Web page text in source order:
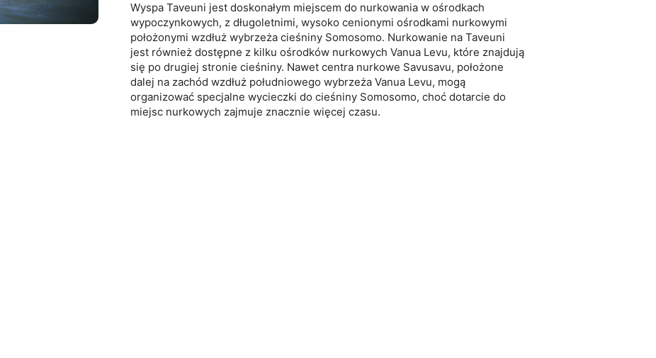
Wyspa Taveuni jest doskonałym miejscem do nurkowania w ośrodkach
wypoczynkowych, z długoletnimi, wysoko cenionymi ośrodkami nurkowymi
położonymi wzdłuż wybrzeża cieśniny Somosomo. Nurkowanie na Taveuni
jest również dostępne z kilku ośrodków nurkowych Vanua Levu, które znajdują
się po drugiej stronie cieśniny. Nawet centra nurkowe Savusavu, położone
dalej na zachód wzdłuż południowego wybrzeża Vanua Levu, mogą
organizować specjalne wycieczki do cieśniny Somosomo, choć dotarcie do
miejsc nurkowych zajmuje znacznie więcej czasu.